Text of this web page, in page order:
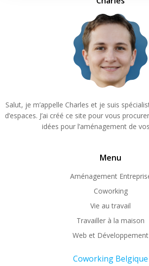
Salut, je m’appelle Charles et je suis
d’espaces. J’ai créé ce site pour vous
idées pour l’aménagement de
Menu
Aménagement
Coworking
Vie au travail
Travailler à la maison
Web et Développement
Coworking Belgique